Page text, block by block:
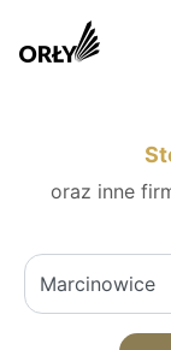
oraz inne